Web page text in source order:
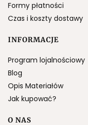
Formy płatności
Czas i koszty dostawy
INFORMACJE
Program lojalnościowy
Blog
Opis Materiałów
Jak kupować?
O NAS